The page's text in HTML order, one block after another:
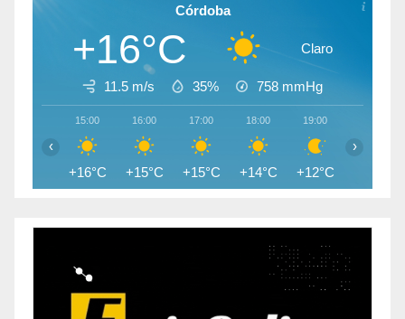
Córdoba
+16°C Claro
11.5 m/s 35% 758 mmHg
15:00
+16°C
16:00
+15°C
17:00
+15°C
18:00
+14°C
19:00
+12°C
‹ ›